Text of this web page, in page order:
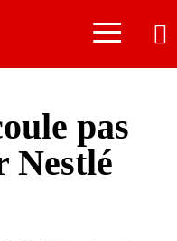
≡
pas
Nestlé